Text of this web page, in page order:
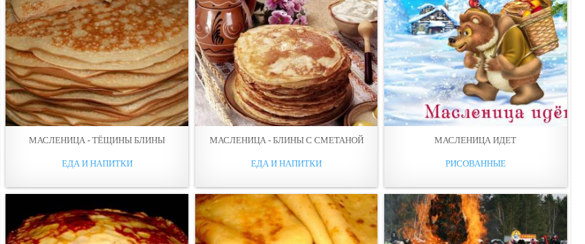
МАСЛЕНИЦА - ТЁЩИНЫ БЛИНЫ
ЕДА И НАПИТКИ
МАСЛЕНИЦА - БЛИНЫ С СМЕТАНОЙ
ЕДА И НАПИТКИ
МАСЛЕНИЦА ИДЕТ
РИСОВАННЫЕ